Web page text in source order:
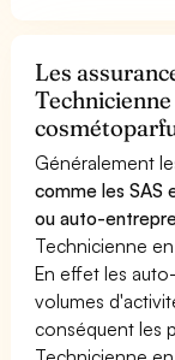
Les
Généralement
comme les SAS
ou auto-
Technicienne
En effet les
volumes
conséquent les